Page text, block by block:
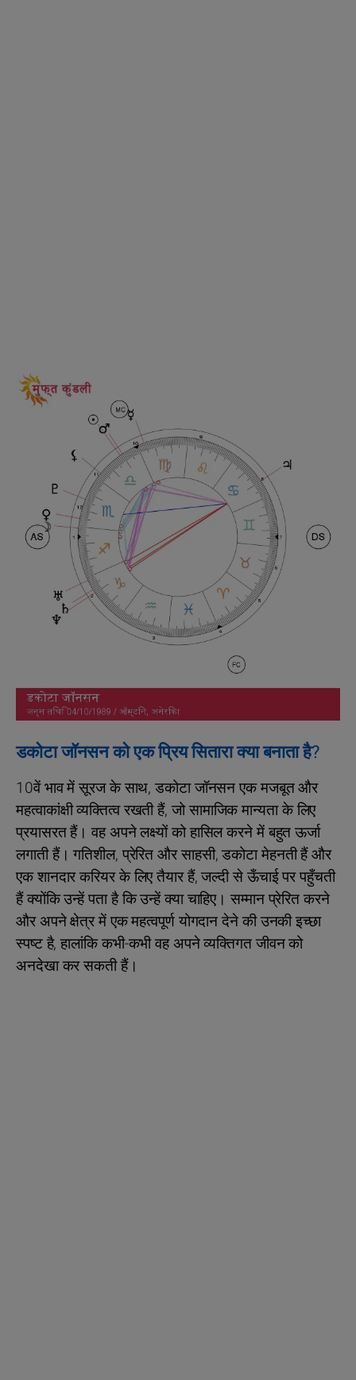
डकोटा जॉनसन को एक प्रिय सितारा क्या बनाता है?
10वें भाव में सूरज के साथ, डकोटा जॉनसन एक मजबूत और
महत्वाकांक्षी व्यक्तित्व रखती हैं, जो सामाजिक मान्यता के लिए
प्रयासरत हैं। वह अपने लक्ष्यों को हासिल करने में बहुत ऊर्जा
लगाती हैं। गतिशील, प्रेरित और साहसी, डकोटा मेहनती हैं और
एक शानदार करियर के लिए तैयार हैं, जल्दी से ऊँचाई पर पहुँचती
हैं क्योंकि उन्हें पता है कि उन्हें क्या चाहिए। सम्मान प्रेरित करने
और अपने क्षेत्र में एक महत्वपूर्ण योगदान देने की उनकी इच्छा
स्पष्ट है, हालांकि कभी-कभी वह अपने व्यक्तिगत जीवन को
अनदेखा कर सकती हैं।